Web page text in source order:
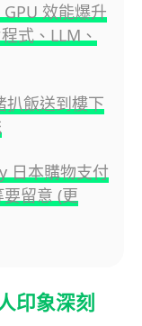
效能爆升
式、LLM、
扒飯送到樓下
日本購物支付
留意 (更
印象深刻